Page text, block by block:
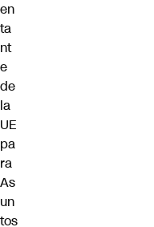
en
ta
nt
e
de
la
UE
pa
ra
As
un
tos